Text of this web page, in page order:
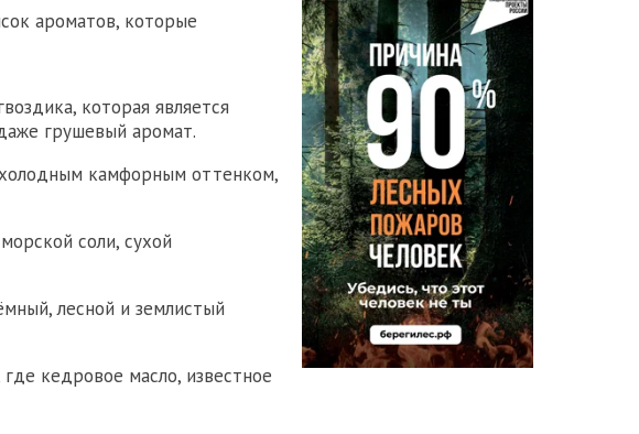
ароматов, которые
которая является
грушевый аромат.
камфорным оттенком,
соли, сухой
лесной и землистый
кедровое масло, известное